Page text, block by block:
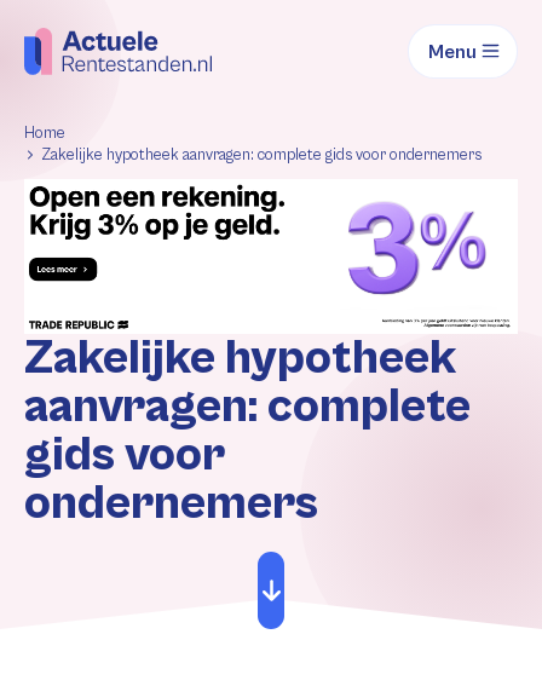
Menu
Home
Zakelijke hypotheek aanvragen: complete gids voor ondernemers
Zakelijke hypotheek
aanvragen: complete
gids voor
ondernemers